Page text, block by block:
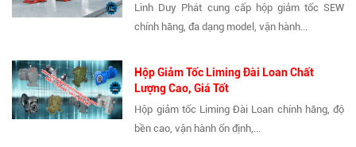
Linh Duy Phát cung cấp hộp giảm tốc SEW
chính hãng, đa dạng model, vận hành...
Hộp Giảm Tốc Liming Đài Loan Chất
Lượng Cao, Giá Tốt
Hộp giảm tốc Liming Đài Loan chính hãng, độ
bền cao, vận hành ổn định,...